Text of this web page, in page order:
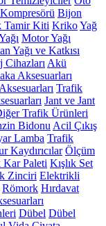
Bijon
Tamir Kiti KrikoYağ
Motor Yağı
Yağı ve Katkısı
Cihazları Akü
Aksesuarları
Trafik
Jant ve Jant
Trafik Ürünleri
Bidonu Acil Çıkış
Lamba Trafik
Kaydırıcılar Ölçüm
Kar Paleti Kışlık Set
Zinciri Elektrikli
Römork Hırdavat
Dübel Dübel